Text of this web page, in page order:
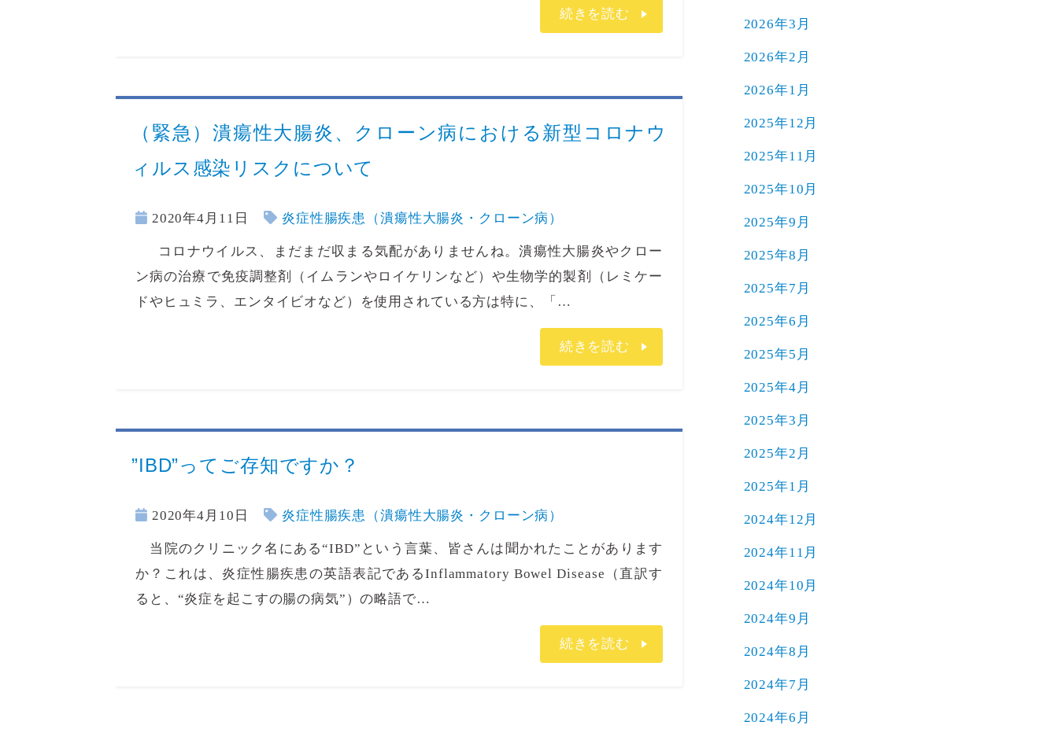
続きを読む
（緊急）潰瘍性大腸炎、クローン病における新型コロナウ
ィルス感染リスクについて
2020年4月11日 炎症性腸疾患（潰瘍性大腸炎・クローン病）
コロナウイルス、まだまだ収まる気配がありませんね。潰瘍性大腸炎やクロー
ン病の治療で免疫調整剤（イムランやロイケリンなど）や生物学的製剤（レミケー
ドやヒュミラ、エンタイビオなど）を使用されている方は特に、「…
続きを読む
”IBD”ってご存知ですか？
2020年4月10日 炎症性腸疾患（潰瘍性大腸炎・クローン病）
当院のクリニック名にある“IBD”という言葉、皆さんは聞かれたことがあります
か？これは、炎症性腸疾患の英語表記であるInflammatory Bowel Disease（直訳す
ると、“炎症を起こすの腸の病気”）の略語で…
続きを読む
2026年3月
2026年2月
2026年1月
2025年12月
2025年11月
2025年10月
2025年9月
2025年8月
2025年7月
2025年6月
2025年5月
2025年4月
2025年3月
2025年2月
2025年1月
2024年12月
2024年11月
2024年10月
2024年9月
2024年8月
2024年7月
2024年6月